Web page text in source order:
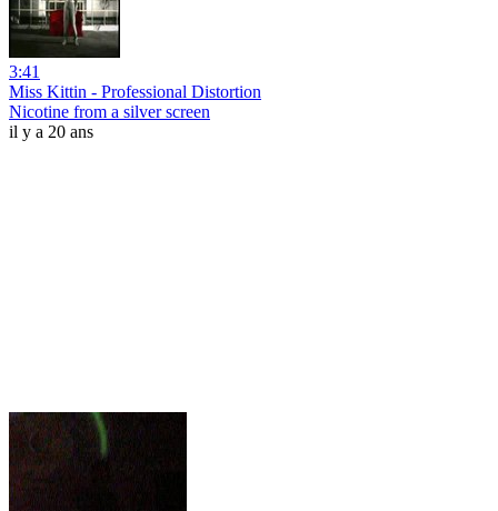
3:41
Miss Kittin - Professional Distortion
Nicotine from a silver screen
il y a 20 ans